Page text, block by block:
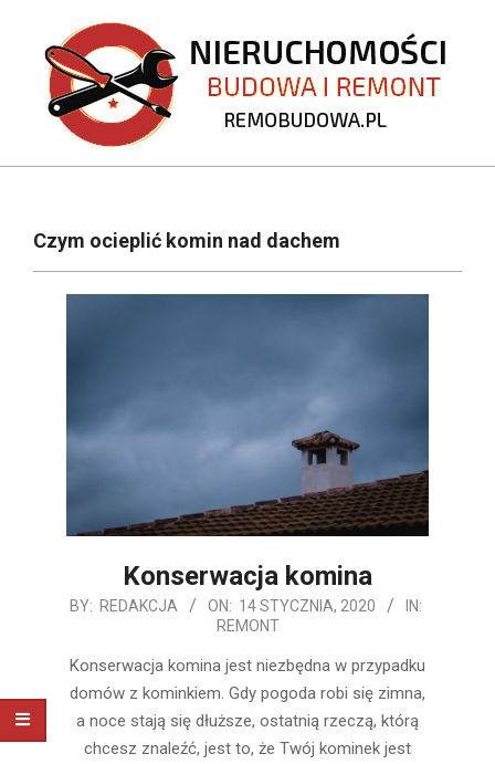
content
REMOBUDOWA.PL
NavigationCzym ocieplić komin nad dachem
Konserwacja komina
2020-
14
BY: REDAKCJA ON: 14 STYCZNIA, 2020
IN:
REMONT
Konserwacja komina jest niezbędna w przypadku
domów z kominkiem. Gdy pogoda robi się zimna,
a noce stają się dłuższe, ostatnią rzeczą, którą
chcesz znaleźć, jest to, że Twój kominek jest